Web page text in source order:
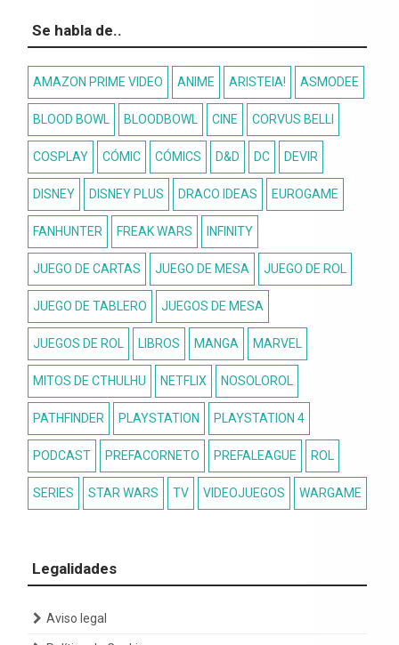
Se habla de..
AMAZON PRIME VIDEO ANIME ARISTEIA! ASMODEE
BLOOD BOWL BLOODBOWL CINE CORVUS BELLI
COSPLAY CÓMIC CÓMICS D&D DC DEVIR
DISNEY DISNEY PLUS DRACO IDEAS EUROGAME
FANHUNTER FREAK WARS INFINITY
JUEGO DE CARTAS JUEGO DE MESA JUEGO DE ROL
JUEGO DE TABLERO JUEGOS DE MESA
JUEGOS DE ROL LIBROS MANGA MARVEL
MITOS DE CTHULHU NETFLIX NOSOLOROL
PATHFINDER PLAYSTATION PLAYSTATION 4
PODCAST PREFACORNETO PREFALEAGUE ROL
SERIES STAR WARS TV VIDEOJUEGOS WARGAME
Legalidades
Aviso legal